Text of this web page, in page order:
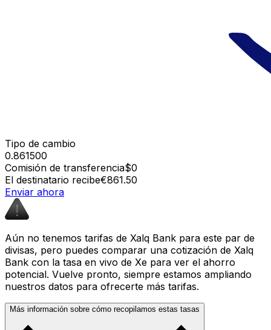
Tipo de cambio
0.861500
Comisión de transferencia$0
El destinatario recibe€861.50
Enviar ahora
Aún no tenemos tarifas de Xalq Bank para este par de
divisas, pero puedes comparar una cotización de Xalq
Bank con la tasa en vivo de Xe para ver el ahorro
potencial. Vuelve pronto, siempre estamos ampliando
nuestros datos para ofrecerte más tarifas.
Más información sobre cómo recopilamos estas tasas